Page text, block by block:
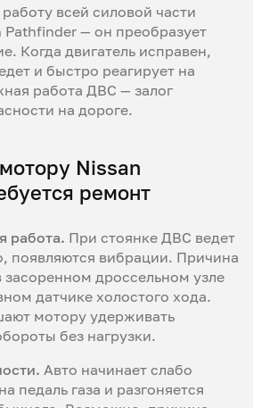
всей силовой части
Pathfinder — он преобразует
Когда двигатель исправен,
и быстро реагирует на
работа ДВС — залог
на дороге.
Nissan
ремонт
работа. При стоянке ДВС ведет
появляются вибрации. Причина
дроссельном узле
датчике холостого хода.
мотору удерживать
без нагрузки.
Авто начинает слабо
педаль газа и разгоняется